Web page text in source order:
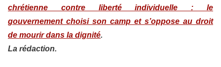
chrétienne contre liberté individuelle : le
gouvernement choisi son camp et s’oppose au droit
de mourir dans la dignité.
La rédaction.